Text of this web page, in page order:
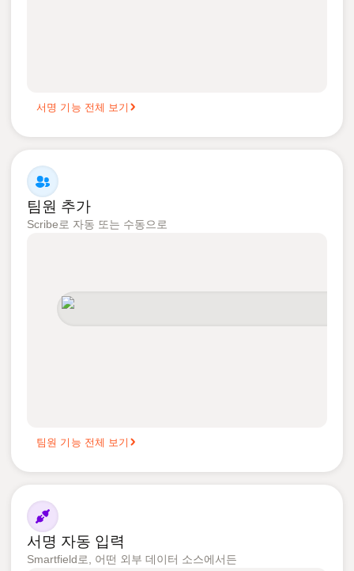
서명 기능 전체 보기
팀원 추가
Scribe로 자동 또는 수동으로
팀원 기능 전체 보기
서명 자동 입력
Smartfield로, 어떤 외부 데이터 소스에서든